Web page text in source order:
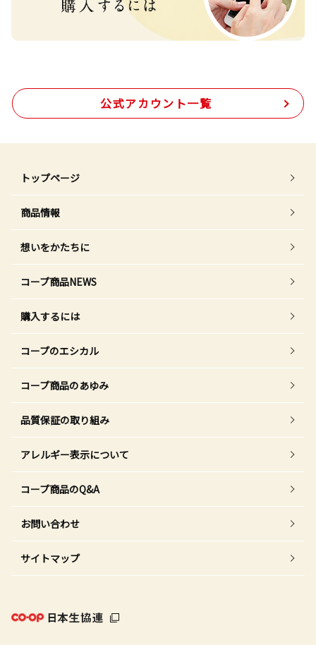
公式アカウント一覧
トップページ
商品情報
想いをかたちに
コープ商品NEWS
購入するには
コープのエシカル
コープ商品のあゆみ
品質保証の取り組み
アレルギー表示について
コープ商品のQ&A
お問い合わせ
サイトマップ